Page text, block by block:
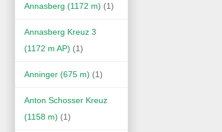
Annasberg (1172 m) (1)
Annasberg Kreuz 3
(1172 m AP) (1)
Anninger (675 m) (1)
Anton Schosser Kreuz
(1158 m) (1)